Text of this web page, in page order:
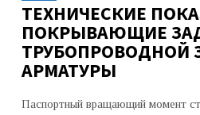
ТЕХНИЧЕСКИЕ
ПОКРЫВАЮЩИЕ
ТРУБОПРОВОДНОЙ
АРМАТУРЫ
Паспортный вращающий момент